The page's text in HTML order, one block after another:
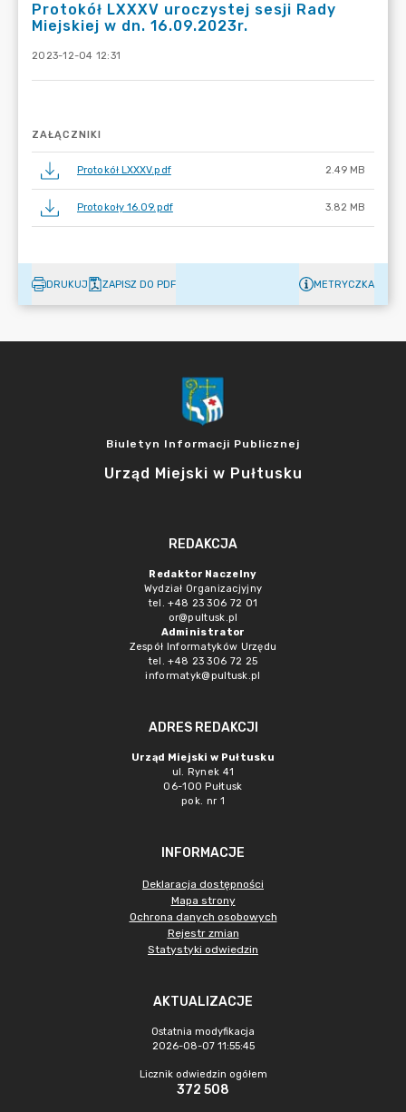
Protokół LXXXV uroczystej sesji Rady
Miejskiej w dn. 16.09.2023r.
2023-12-04 12:31
ZAŁĄCZNIKI
Protokół LXXXV.pdf 2.49 MB
Protokoły 16.09.pdf 3.82 MB
DRUKUJ ZAPISZ DO PDF METRYCZKA
Biuletyn Informacji Publicznej
Urząd Miejski w Pułtusku
REDAKCJA
Redaktor Naczelny
Wydział Organizacjyjny
tel. +48 23 306 72 01
or@pultusk.pl
Administrator
Zespół Informatyków Urzędu
tel. +48 23 306 72 25
informatyk@pultusk.pl
ADRES REDAKCJI
Urząd Miejski w Pułtusku
ul. Rynek 41
06-100 Pułtusk
pok. nr 1
INFORMACJE
Deklaracja dostępności
Mapa strony
Ochrona danych osobowych
Rejestr zmian
Statystyki odwiedzin
AKTUALIZACJE
Ostatnia modyfikacja
2026-08-07 11:55:45
Licznik odwiedzin ogółem
372 508